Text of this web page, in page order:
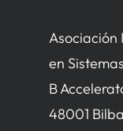
Asociación
en
B
48001